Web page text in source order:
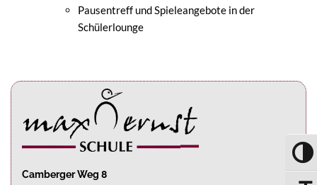
Pausentreff und Spieleangebote in der
Schülerlounge
Camberger Weg 8